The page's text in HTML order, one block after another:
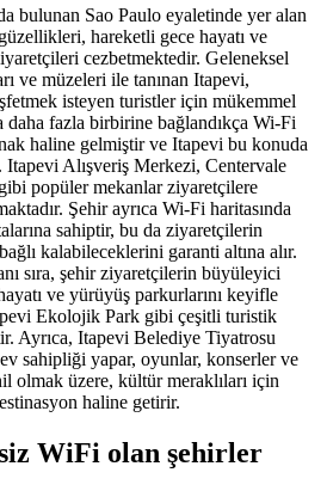
bulunan Sao Paulo eyaletinde yer alan
hareketli gece hayatı ve
cezbetmektedir. Geleneksel
ve müzeleri ile tanınan Itapevi,
isteyen turistler için mükemmel
daha fazla birbirine bağlandıkça Wi-Fi
haline gelmiştir ve Itapevi bu konuda
Itapevi Alışveriş Merkezi, Centervale
popüler mekanlar ziyaretçilere
Şehir ayrıca Wi-Fi haritasında
sahiptir, bu da ziyaretçilerin
kalabileceklerini garanti altına alır.
sıra, şehir ziyaretçilerin büyüleyici
ve yürüyüş parkurlarını keyifle
Ekolojik Park gibi çeşitli turistik
Ayrıca, Itapevi Belediye Tiyatrosu
sahipliği yapar, oyunlar, konserler ve
olmak üzere, kültür meraklıları için
haline getirir.
WiFi olan şehirler